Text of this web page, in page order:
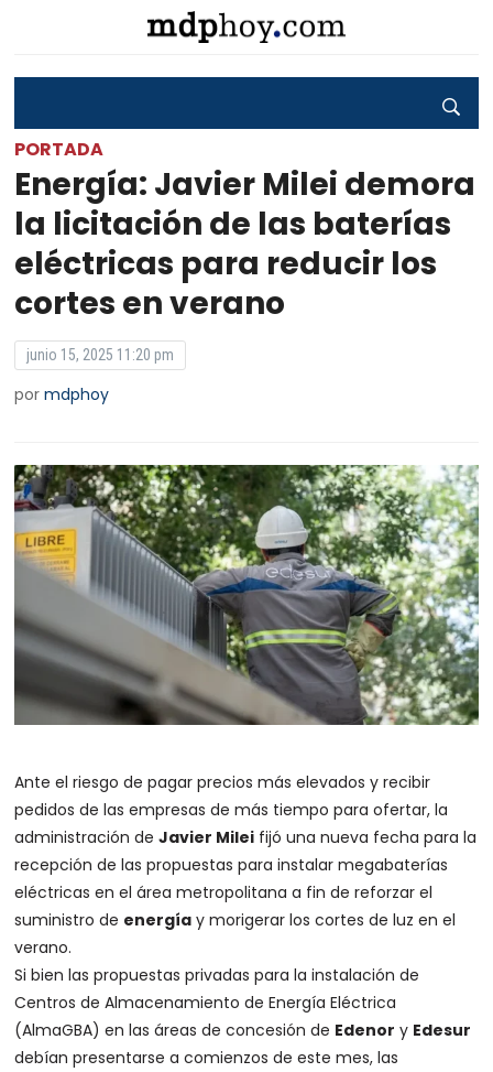
PORTADA
Energía: Javier Milei demora
la licitación de las baterías
eléctricas para reducir los
cortes en verano
junio 15, 2025 11:20 pm
pormdphoy
Ante el riesgo de pagar precios más elevados y recibir
pedidos de las empresas de más tiempo para ofertar, la
administración deJavier Milei fijó una nueva fecha para la
recepción de las propuestas para instalar megabaterías
eléctricas en el área metropolitana a fin de reforzar el
suministro de energía y morigerar los cortes de luz en el
verano.
Si bien las propuestas privadas para la instalación de
Centros de Almacenamiento de Energía Eléctrica
(AlmaGBA) en las áreas de concesión de Edenor y Edesur
debían presentarse a comienzos de este mes, las